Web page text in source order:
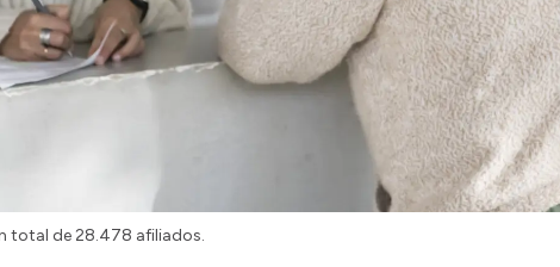
total de 28.478 afiliados.